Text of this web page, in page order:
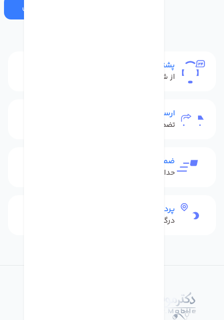
ارسال
پشتیبانی
از شنبه تا پنج شنبه
ارسال به سراسر کشور
تضمین بهترین قیمت
ضمانت بازگشت کالا
حداکثر 48 ساعت بعداز تحویل
پرداخت امن
درگاه بانکی شاپرک